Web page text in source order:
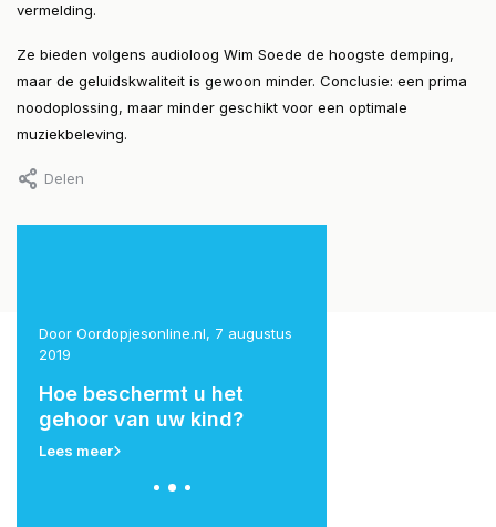
vermelding.
Ze bieden volgens audioloog Wim Soede de hoogste demping,
maar de geluidskwaliteit is gewoon minder. Conclusie: een prima
noodoplossing, maar minder geschikt voor een optimale
muziekbeleving.
Delen
Door Oordopjesonline.nl, 7 augustus
2019
Hoe beschermt u het
gehoor van uw kind?
Lees meer